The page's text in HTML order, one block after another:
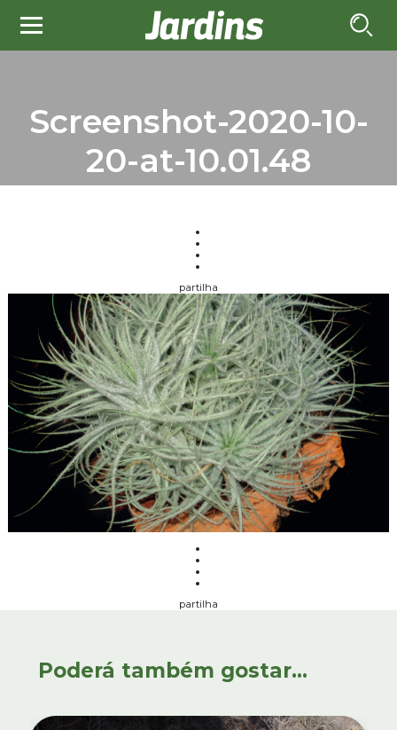
Screenshot-2020-10-
20-at-10.01.48
partilha
partilha
Poderá também gostar...